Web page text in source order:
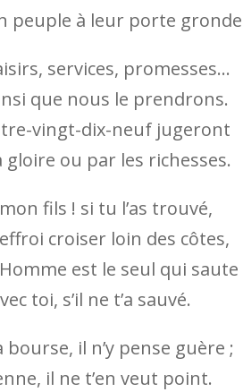
peuple à leur porte gronde
services, promesses…
que nous le prendrons.
vingt-dix-neuf jugeront
gloire ou par les richesses.
fils ! si tu l’as trouvé,
croiser loin des côtes,
est le seul qui saute
toi, s’il ne t’a sauvé.
il n’y pense guère ;
il ne t’en veut point.